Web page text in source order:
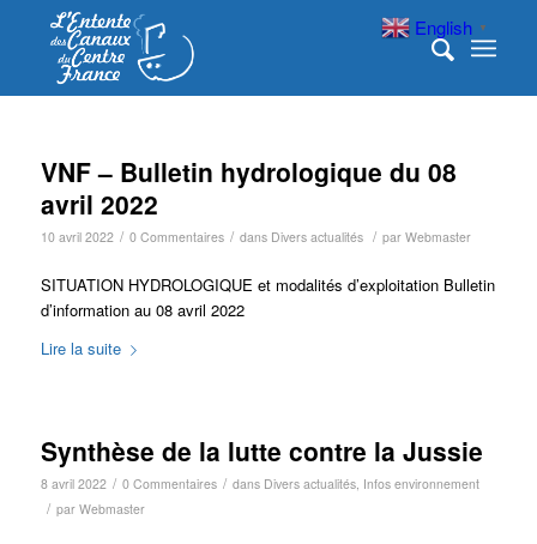
VNF – Bulletin hydrologique du 08
avril 2022
10 avril 2022 / 0 Commentaires / dans Divers actualités / par Webmaster
SITUATION HYDROLOGIQUE et modalités d’exploitation Bulletin
d’information au 08 avril 2022
Lire la suite
Synthèse de la lutte contre la Jussie
8 avril 2022 / 0 Commentaires / dans Divers actualités, Infos environnement
/ par Webmaster
English ▼